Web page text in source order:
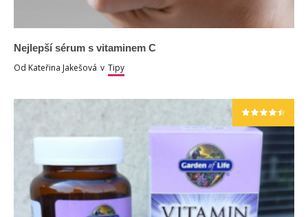
Nejlepší sérum s vitaminem C
Od Kateřina Jakešová v Tipy